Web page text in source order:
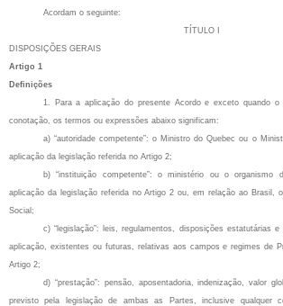
Acordam o seguinte:
TÍTULO I
DISPOSIÇÕES GERAIS
Artigo 1
Definições
1. Para a aplicação do presente Acordo e exceto quando
conotação, os termos ou expressões abaixo significam:
a) “autoridade competente”: o Ministro do Quebec ou o
aplicação da legislação referida no Artigo 2;
b) “instituição competente”: o ministério ou o organismo
aplicação da legislação referida no Artigo 2 ou, em relação ao Brasil,
Social;
c) “legislação”: leis, regulamentos, disposições estatutárias
aplicação, existentes ou futuras, relativas aos campos e regimes de
Artigo 2;
d) “prestação”: pensão, aposentadoria, indenização, valor
previsto pela legislação de ambas as Partes, inclusive qualquer